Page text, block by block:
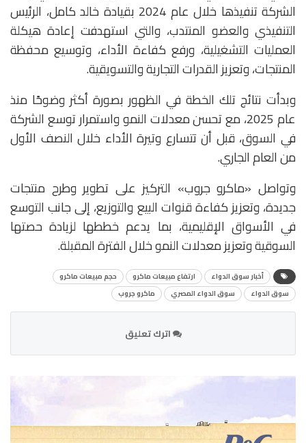
الشركة تنفيذها خلال عام 2024 بقيادة خالد كامل، الرئيس
التنفيذي والعضو المنتدب، والتي استهدفت إعادة هيكلة
العمليات التشغيلية، ورفع كفاءة الأداء، وتوسيع محفظة
المنتجات، وتعزيز القدرات التجارية والتسويقية.
وبدأت نتائج تلك الخطة في الظهور بصورة أكثر وضوحًا منذ
عام 2025، مع تحسن معدلات النمو واستمرار توسع الشركة
في السوق، قبل أن تتسارع وتيرة الأداء خلال النصف الأول
من العام الجاري.
وتواصل «ماكرو جروب» التركيز على تطوير وطرح منتجات
جديدة، وتعزيز كفاءة قنوات البيع والتوزيع، إلى جانب التوسع
في الأسواق الإقليمية، بما يدعم خططها لزيادة حصتها
السوقية وتعزيز معدلات النمو خلال الفترة المقبلة.
أخبار سوق الدواء ارتفاع مبيعات ماكرو
حجم مبيعات ماكرو
سوق الدواء
سوق الدواء المصري ماكرو جروب
اترك تعليق